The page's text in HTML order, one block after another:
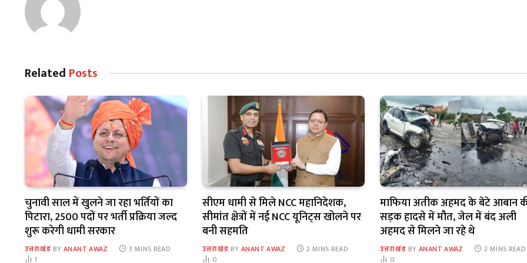
Related Posts
चुनावी साल में खुलने जा रहा भर्तियों का
पिटारा, 2500 पदों पर भर्ती प्रक्रिया जल्द
शुरू करेगी धामी सरकार
उत्तराखंड BY ANANT AWAZ
3 MINS READ
1
सीएम धामी से मिले NCC महानिदेशक,
सीमांत क्षेत्रों में नई NCC यूनिट्स खोलने पर
बनी सहमति
उत्तराखंड BY ANANT AWAZ
2 MINS READ
0
माफिया अतीक अहमद के बेटे आबान
सड़क हादसे में मौत, जेल में बंद अली
अहमद से मिलने जा रहे थे
उत्तराखंड BY ANANT AWAZ
2 MINS READ
0